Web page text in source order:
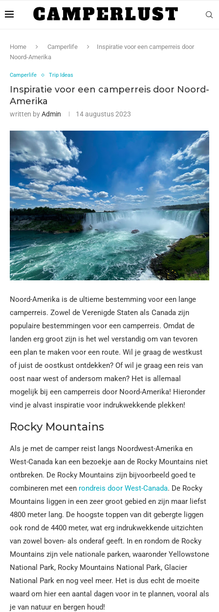
Home Camperlife
Inspiratie voor een camperreis door
Noord-Amerika
Camperlife Trip Ideas
Inspiratie voor een camperreis door Noord-
Amerika
written byAdmin 14 augustus 2023
Noord-Amerika is de ultieme bestemming voor een lange
camperreis. Zowel de Verenigde Staten als Canada zijn
populaire bestemmingen voor een camperreis. Omdat de
landen erg groot zijn is het wel verstandig om van tevoren
een plan te maken voor een route. Wil je graag de westkust
of juist de oostkust ontdekken? Of wil je graag een reis van
oost naar west of andersom maken? Het is allemaal
mogelijk bij een camperreis door Noord-Amerika! Hieronder
vind je alvast inspiratie voor indrukwekkende plekken!
Rocky Mountains
Als je met de camper reist langs Noordwest-Amerika en
West-Canada kan een bezoekje aan de Rocky Mountains niet
ontbreken. De Rocky Mountains zijn bijvoorbeeld goed te
combineren met een rondreis door West-Canada. De Rocky
Mountains liggen in een zeer groot gebied en zijn maar liefst
4800 meter lang. De hoogste toppen van dit gebergte liggen
ook rond de 4400 meter, wat erg indrukwekkende uitzichten
van zowel boven- als onderaf geeft. In en rondom de Rocky
Mountains zijn vele nationale parken, waaronder Yellowstone
National Park, Rocky Mountains National Park, Glacier
National Park en nog veel meer. Het is dus echt de moeite
waard om hier een aantal dagen voor in te plannen, vooral als
je van natuur en bergen houd!